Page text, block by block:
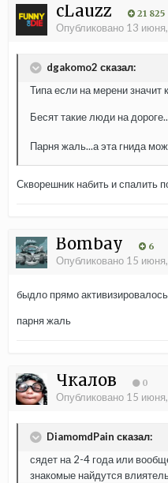
cLauzz 21 825
Опубликовано 13
dgakomo2 сказал:
Типа если на мерени значит
Бесят такие люди на
Парня жаль...а эта гнида
Скворешник набить и спалить
Bombay 6
Опубликовано 15
быдло прямо
парня жаль
Чкалов 0
Опубликовано 15
DiamomdPain сказал:
сядет на 2-4 года или
знакомые найдутся